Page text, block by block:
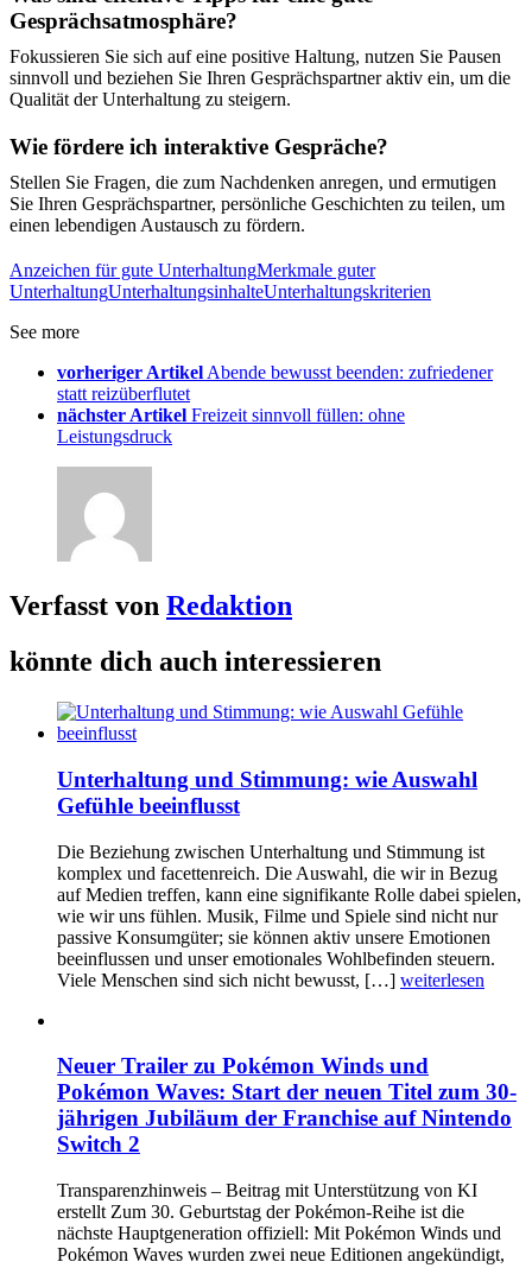
Gesprächsatmosphäre?
Fokussieren Sie sich auf eine positive Haltung, nutzen Sie Pausen
sinnvoll und beziehen Sie Ihren Gesprächspartner aktiv ein, um die
Qualität der Unterhaltung zu steigern.
Wie fördere ich interaktive Gespräche?
Stellen Sie Fragen, die zum Nachdenken anregen, und ermutigen
Sie Ihren Gesprächspartner, persönliche Geschichten zu teilen, um
einen lebendigen Austausch zu fördern.
Anzeichen für gute UnterhaltungMerkmale guter
UnterhaltungUnterhaltungsinhalteUnterhaltungskriterien
See more
vorheriger ArtikelAbende bewusst beenden: zufriedener
statt reizüberflutet
nächster Artikel Freizeit sinnvoll füllen: ohne
Leistungsdruck
Verfasst von Redaktion
könnte dich auch interessieren
Unterhaltung und Stimmung: wie Auswahl
Gefühle beeinflusst
Die Beziehung zwischen Unterhaltung und Stimmung ist
komplex und facettenreich. Die Auswahl, die wir in Bezug
auf Medien treffen, kann eine signifikante Rolle dabei spielen,
wie wir uns fühlen. Musik, Filme und Spiele sind nicht nur
passive Konsumgüter; sie können aktiv unsere Emotionen
beeinflussen und unser emotionales Wohlbefinden steuern.
Viele Menschen sind sich nicht bewusst, […] weiterlesen
Neuer Trailer zu Pokémon Winds und
Pokémon Waves: Start der neuen Titel zum 30-
jährigen Jubiläum der Franchise auf Nintendo
Switch 2
Transparenzhinweis – Beitrag mit Unterstützung von KI
erstellt Zum 30. Geburtstag der Pokémon-Reihe ist die
nächste Hauptgeneration offiziell: Mit Pokémon Winds und
Pokémon Waves wurden zwei neue Editionen angekündigt,